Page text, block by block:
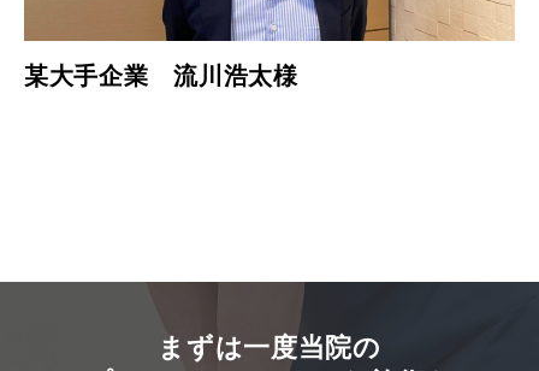
某大手企業 流川浩太様
まずは一度当院の